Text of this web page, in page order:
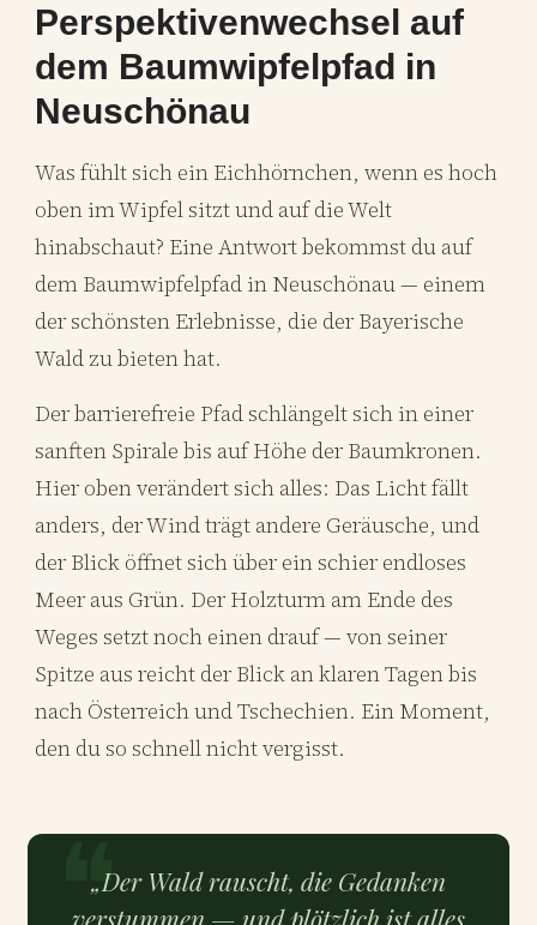
Perspektivenwechsel auf
dem Baumwipfelpfad in
Neuschönau
Was fühlt sich ein Eichhörnchen, wenn es hoch
oben im Wipfel sitzt und auf die Welt
hinabschaut? Eine Antwort bekommst du auf
dem Baumwipfelpfad in Neuschönau — einem
der schönsten Erlebnisse, die der Bayerische
Wald zu bieten hat.
Der barrierefreie Pfad schlängelt sich in einer
sanften Spirale bis auf Höhe der Baumkronen.
Hier oben verändert sich alles: Das Licht fällt
anders, der Wind trägt andere Geräusche, und
der Blick öffnet sich über ein schier endloses
Meer aus Grün. Der Holzturm am Ende des
Weges setzt noch einen drauf — von seiner
Spitze aus reicht der Blick an klaren Tagen bis
nach Österreich und Tschechien. Ein Moment,
den du so schnell nicht vergisst.
„Der Wald rauscht, die Gedanken
verstummen — und plötzlich ist alles